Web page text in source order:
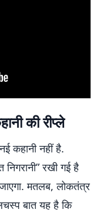
की रीप्ले
कहानी नहीं है.
रखी गई है
जाएगा. मतलब, लोकतंत्र
बात यह है कि